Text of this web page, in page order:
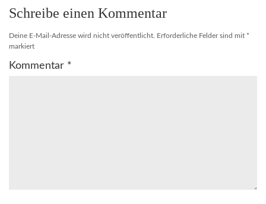
Schreibe einen Kommentar
Deine E-Mail-Adresse wird nicht veröffentlicht. Erforderliche Felder sind mit *
markiert
Kommentar *